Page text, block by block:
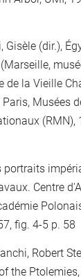
Gisèle (dir.),
de la Vieille
Musées
(RMN),
portraits
Centre
fig. 4-5 p. 58
Robert
the